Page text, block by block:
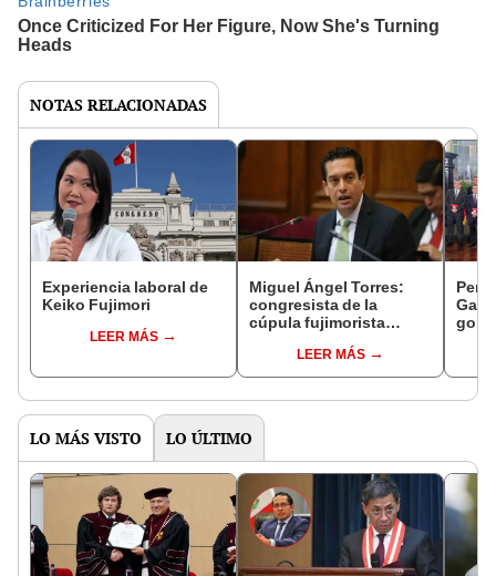
NOTAS RELACIONADAS
Experiencia laboral de
Keiko Fujimori
LEER MÁS
Miguel Ángel Torres:
congresista de la
cúpula fujimorista
del SenadoLEER MÁS
LO MÁS VISTO LO ÚLTIMO